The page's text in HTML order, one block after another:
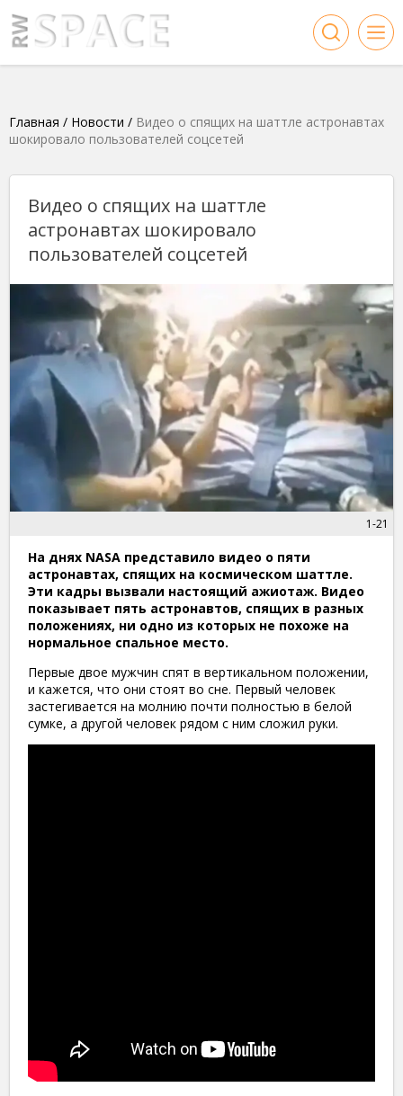
Главная / Новости / Видео о спящих на шаттле астронавтах
шокировало пользователей соцсетей
Видео о спящих на шаттле
астронавтах шокировало
пользователей соцсетей
1-21
На днях NASA представило видео о пяти
астронавтах, спящих на космическом шаттле.
Эти кадры вызвали настоящий ажиотаж. Видео
показывает пять астронавтов, спящих в разных
положениях, ни одно из которых не похоже на
нормальное спальное место.
Первые двое мужчин спят в вертикальном положении,
и кажется, что они стоят во сне. Первый человек
застегивается на молнию почти полностью в белой
сумке, а другой человек рядом с ним сложил руки.